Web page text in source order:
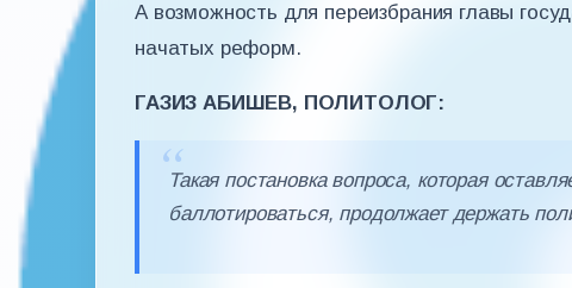
А возможность для переизбрания главы
начатых реформ.
ГАЗИЗ АБИШЕВ, ПОЛИТОЛОГ:
Такая постановка вопроса, которая
баллотироваться, продолжает держать